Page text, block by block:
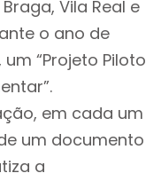
Vila Real e
o ano de
“Projeto Piloto
em cada um
um documento
a